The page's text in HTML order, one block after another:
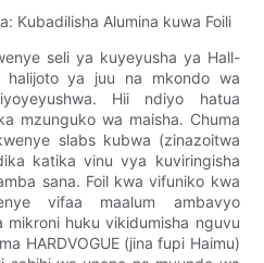
Kubadilisha Alumina kuwa Foili
seli ya kuyeyusha ya Hall-
halijoto ya juu na mkondo wa
Hii ndiyo hatua
mzunguko wa maisha. Chuma
slabs kubwa (zinazoitwa
katika vinu vya kuviringisha
sana. Foil kwa vifuniko kwa
vifaa maalum ambavyo
huku vikidumisha nguvu
HARDVOGUE (jina fupi Haimu)